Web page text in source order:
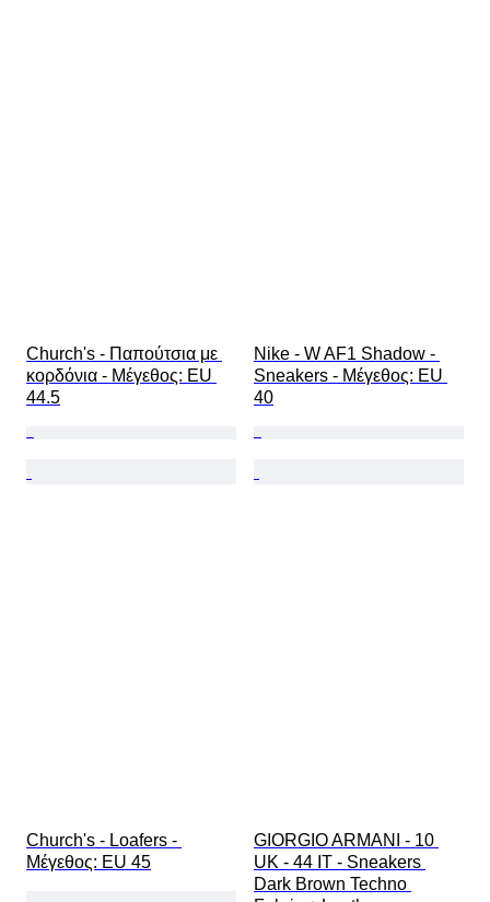
Church's - Παπούτσια με
κορδόνια - Mέγεθος: EU
44.5
Nike - W AF1 Shadow -
Sneakers - Mέγεθος: EU
40
Church's - Loafers -
Mέγεθος: EU 45
GIORGIO ARMANI - 10
UK - 44 IT - Sneakers
Dark Brown Techno